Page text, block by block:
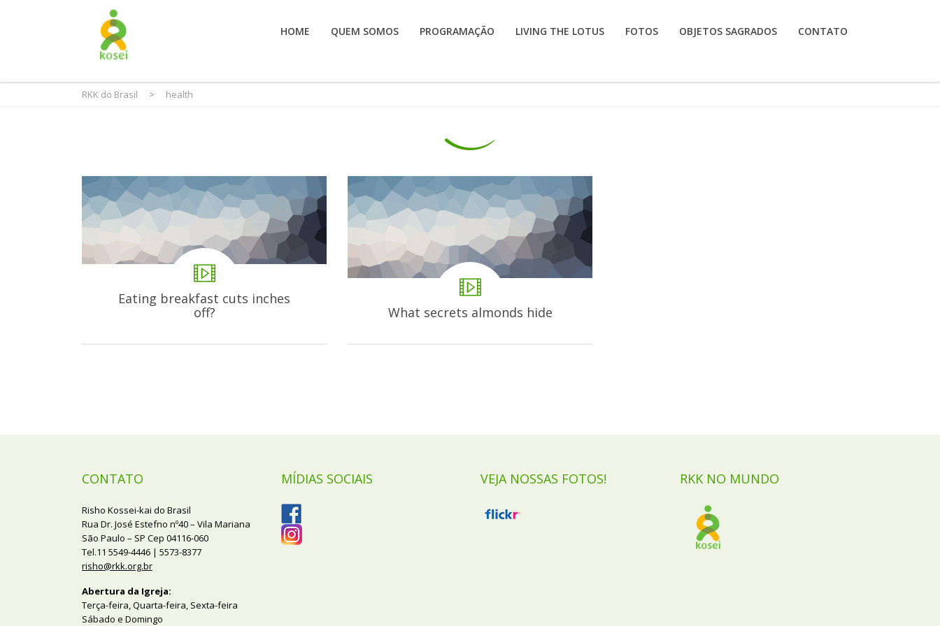
HOME QUEM SOMOS PROGRAMAÇÃO LIVING THE LOTUS FOTOS OBJETOS SAGRADOS CONTATO
RKK do Brasil > health
Eating breakfast cuts inches
off?
What secrets almonds hide
CONTATO
Risho Kossei-kai do Brasil
Rua Dr. José Estefno nº40 – Vila Mariana
São Paulo – SP Cep 04116-060
Tel.11 5549-4446 | 5573-8377
risho@rkk.org.br
Abertura da Igreja:
Terça-feira, Quarta-feira, Sexta-feira
Sábado e Domingo
MÍDIAS SOCIAIS VEJA NOSSAS FOTOS! RKK NO MUNDO